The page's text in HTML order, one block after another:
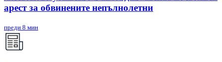
арест за обвинените непълнолетни
преди 8 мин